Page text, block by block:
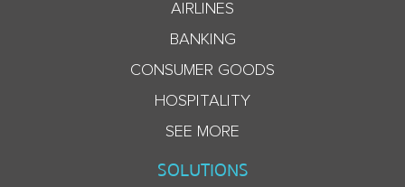
AIRLINES
BANKING
CONSUMER GOODS
HOSPITALITY
SEE MORE
SOLUTIONS